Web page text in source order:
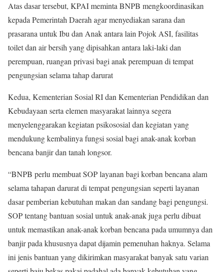
Atas dasar tersebut, KPAI meminta BNPB mengkoordinasikan
kepada Pemerintah Daerah agar menyediakan sarana dan
prasarana untuk Ibu dan Anak antara lain Pojok ASI, fasilitas
toilet dan air bersih yang dipisahkan antara laki-laki dan
perempuan, ruangan privasi bagi anak perempuan di tempat
pengungsian selama tahap darurat
Kedua, Kementerian Sosial RI dan Kementerian Pendidikan dan
Kebudayaan serta elemen masyarakat lainnya segera
menyelenggarakan kegiatan psikososial dan kegiatan yang
mendukung kembalinya fungsi sosial bagi anak-anak korban
bencana banjir dan tanah longsor.
“BNPB perlu membuat SOP layanan bagi korban bencana alam
selama tahapan darurat di tempat pengungsian seperti layanan
dasar pemberian kebutuhan makan dan sandang bagi pengungsi.
SOP tentang bantuan sosial untuk anak-anak juga perlu dibuat
untuk memastikan anak-anak korban bencana pada umumnya dan
banjir pada khususnya dapat dijamin pemenuhan haknya. Selama
ini jenis bantuan yang dikirimkan masyarakat banyak satu varian